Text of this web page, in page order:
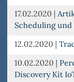
17.02.2020 |
Scheduling und
12.02.2020 |
10.02.2020 |
Discovery Kit